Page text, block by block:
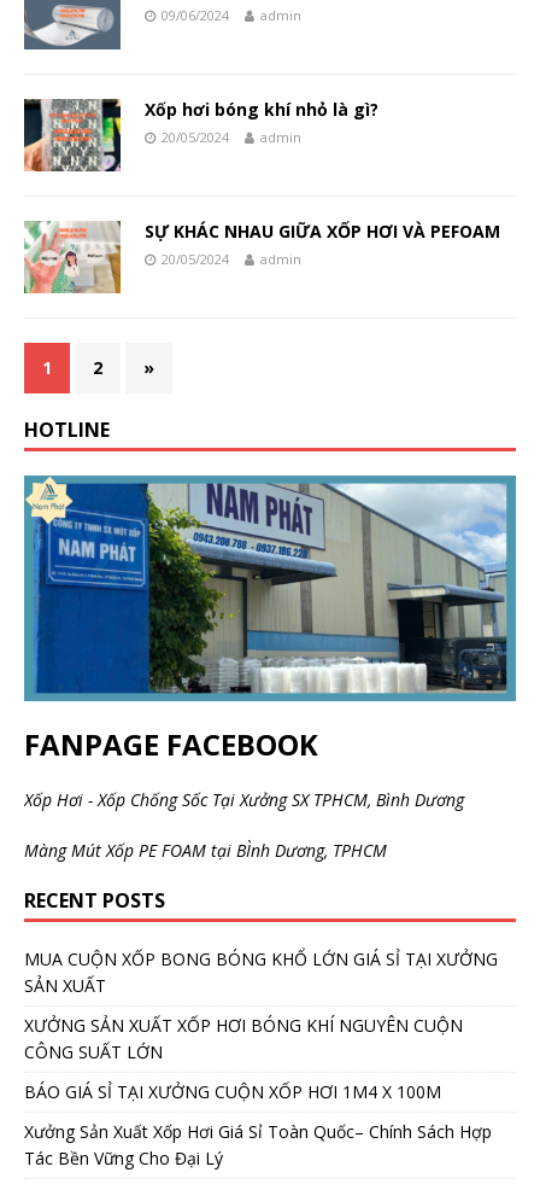
09/06/2024 admin
Xốp hơi bóng khí nhỏ là gì?
20/05/2024 admin
SỰ KHÁC NHAU GIỮA XỐP HƠI VÀ PEFOAM
20/05/2024 admin
1 2 »
HOTLINE
FANPAGE FACEBOOK
Xốp Hơi - Xốp Chống Sốc Tại Xưởng SX TPHCM, Bình Dương
Màng Mút Xốp PE FOAM tại BÌnh Dương, TPHCM
RECENT POSTS
MUA CUỘN XỐP BONG BÓNG KHỔ LỚN GIÁ SỈ TẠI XƯỞNG
SẢN XUẤT
XƯỞNG SẢN XUẤT XỐP HƠI BÓNG KHÍ NGUYÊN CUỘN
CÔNG SUẤT LỚN
BÁO GIÁ SỈ TẠI XƯỞNG CUỘN XỐP HƠI 1M4 X 100M
Xưởng Sản Xuất Xốp Hơi Giá Sỉ Toàn Quốc– Chính Sách Hợp
Tác Bền Vững Cho Đại Lý